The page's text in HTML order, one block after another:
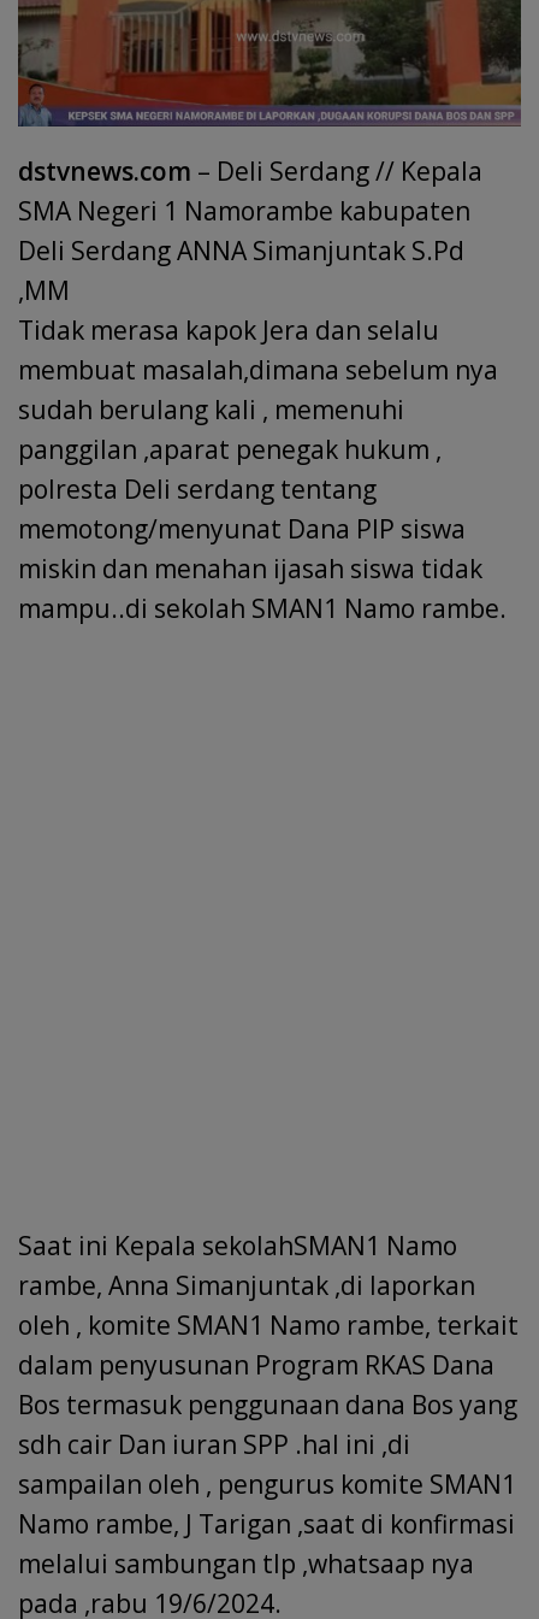
dstvnews.com – Deli Serdang // Kepala
SMA Negeri 1 Namorambe kabupaten
Deli Serdang ANNA Simanjuntak S.Pd
,MM
Tidak merasa kapok Jera dan selalu
membuat masalah,dimana sebelum nya
sudah berulang kali , memenuhi
panggilan ,aparat penegak hukum ,
polresta Deli serdang tentang
memotong/menyunat Dana PIP siswa
miskin dan menahan ijasah siswa tidak
mampu..di sekolah SMAN1 Namo rambe.
Saat ini Kepala sekolahSMAN1 Namo
rambe, Anna Simanjuntak ,di laporkan
oleh , komite SMAN1 Namo rambe, terkait
dalam penyusunan Program RKAS Dana
Bos termasuk penggunaan dana Bos yang
sdh cair Dan iuran SPP .hal ini ,di
sampailan oleh , pengurus komite SMAN1
Namo rambe, J Tarigan ,saat di konfirmasi
melalui sambungan tlp ,whatsaap nya
pada ,rabu 19/6/2024.